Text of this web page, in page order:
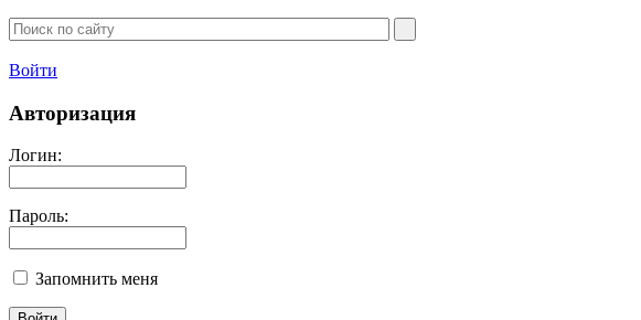
Войти
Авторизация
Логин:
Пароль:
Запомнить меня